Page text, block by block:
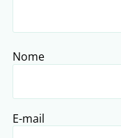
Nome
E-mail